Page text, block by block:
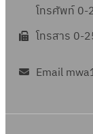
โทรศัพท์
โทรสาร 0-
Email